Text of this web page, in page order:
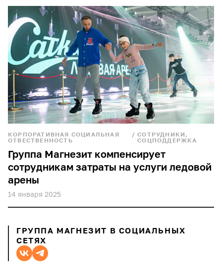
благотворительность
спектакль
наставник
видео
детство
стипендиат
конференция
сотрудники
туризм
концерт
КОРПОРАТИВНАЯ СОЦИАЛЬНАЯ
ОТВЕСТВЕННОСТЬ
/СОТРУДНИКИ,
СОЦПОДДЕРЖКА
Группа Магнезит компенсирует
сотрудникам затраты на услуги ледовой
арены
14 января 2025
ГРУППА МАГНЕЗИТ В СОЦИАЛЬНЫХ
СЕТЯХ